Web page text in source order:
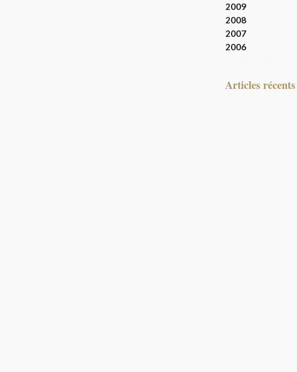
2009
2008
2007
2006
articles récents